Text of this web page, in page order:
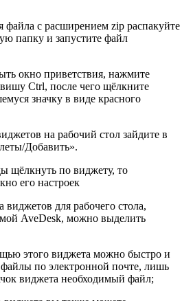
файла с расширением zip распакуйте
папку и запустите файл
окно приветствия, нажмите
Ctrl, после чего щёлкните
значку в виде красного
на рабочий стол зайдите в
Добавить».
щёлкнуть по виджету, то
его настроек
виджетов для рабочего стола,
AveDesk, можно выделить
этого виджета можно быстро и
файлы по электронной почте, лишь
виджета необходимый файл;